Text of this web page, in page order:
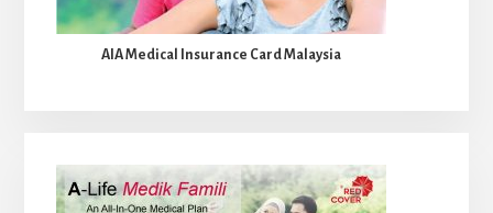
AIA Medical Insurance Card Malaysia